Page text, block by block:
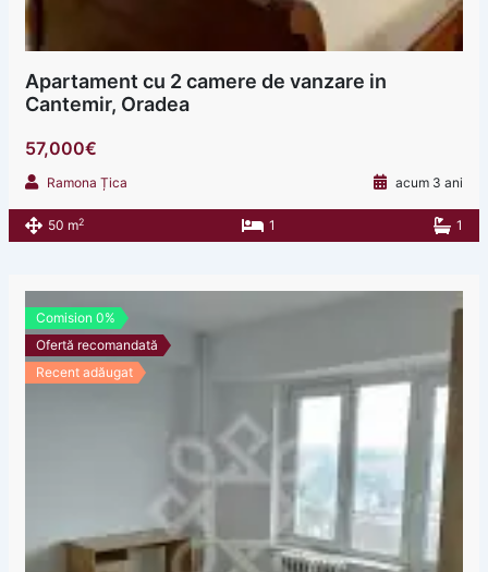
Apartament cu 2 camere de vanzare in
Cantemir, Oradea
57,000€
Ramona Țica acum 3 ani
50 m2 1 1
Comision 0%
Ofertă recomandată
Recent adăugat